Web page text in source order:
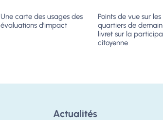
Une carte des usages des
évaluations d’impact
Points de vue sur les
quartiers de
livret sur la
citoyenne
Actualités